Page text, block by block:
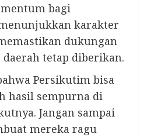
bagi
karakter
dukungan
tetap diberikan.
Persikutim bisa
hasil sempurna di
Jangan sampai
mereka ragu